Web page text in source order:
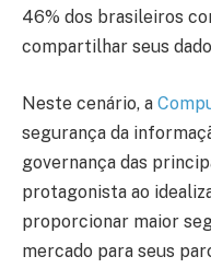
46% dos brasileiros
compartilhar seus
Neste cenário, a
segurança da
governança das
protagonista ao
proporcionar maior
mercado para seus